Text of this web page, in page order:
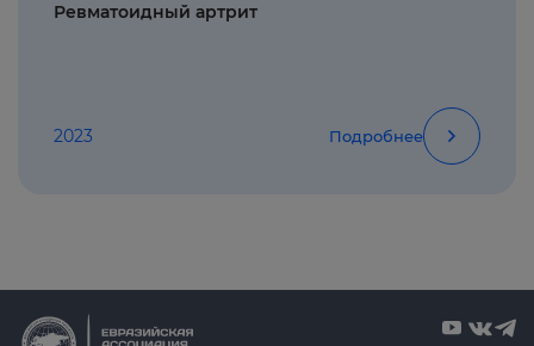
Ревматоидный артрит
2023 Подробнее